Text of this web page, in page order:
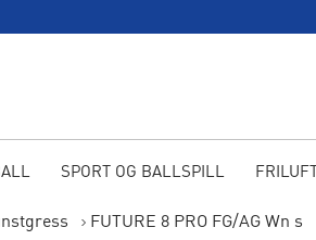
SPORT OG BALLSPILL FRILUFT
FUTURE 8 PRO FG/AG Wn s